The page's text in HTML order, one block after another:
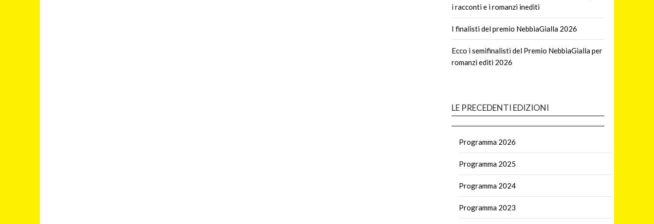
i racconti e i romanzi inediti
I finalisti del premio NebbiaGialla 2026
Ecco i semifinalisti del Premio NebbiaGialla per
romanzi editi 2026
LE PRECEDENTI EDIZIONI
Programma 2026
Programma 2025
Programma 2024
Programma 2023